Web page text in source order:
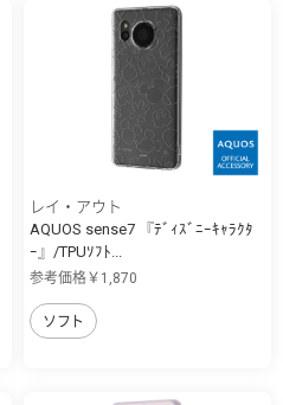
レイ・アウト
AQUOS sense7 『ﾃﾞｨｽﾞﾆｰｷｬﾗｸﾀ
ｰ』/TPUｿﾌﾄ...
参考価格￥1,870
ソフト